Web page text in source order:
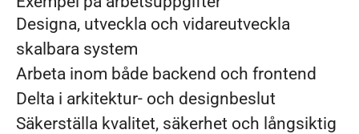
Designa, utveckla och vidareutveckla
skalbara system
Arbeta inom både backend och frontend
Delta i arkitektur- och designbeslut
Säkerställa kvalitet, säkerhet och långsiktig